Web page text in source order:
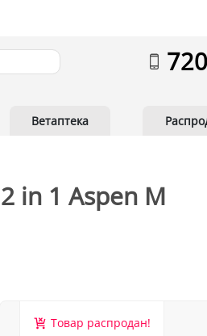
Ветаптека
in 1 Aspen M
Товар распродан!